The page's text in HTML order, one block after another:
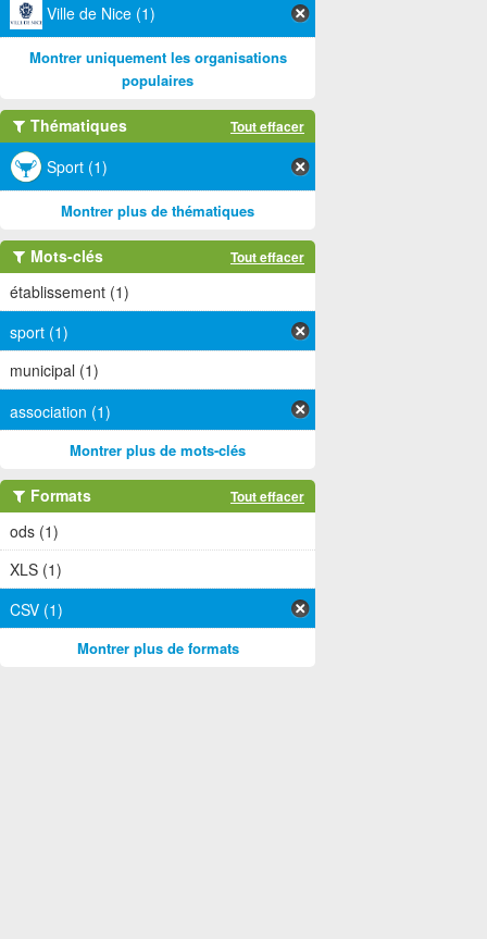
Ville de Nice (1)
Montrer uniquement les organisations
populaires
Thématiques Tout effacer
Sport (1)
Montrer plus de thématiques
Mots-clés Tout effacer
établissement (1)
sport (1)
municipal (1)
association (1)
Montrer plus de mots-clés
Formats Tout effacer
ods (1)
XLS (1)
CSV (1)
Montrer plus de formats